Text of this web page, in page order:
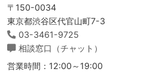
〒150-0034
東京都渋谷区代官山町7-3
03-3461-9725
相談窓口（チャット）
営業時間：12:00～19:00